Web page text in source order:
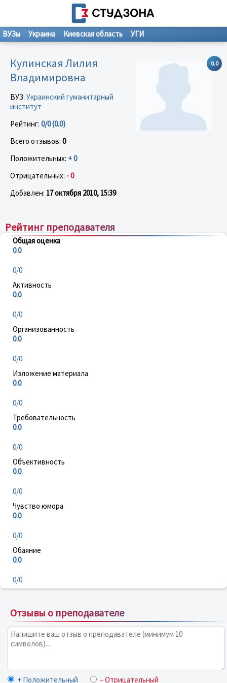
ВУЗы Украина Киевская область УГИ
0.0
Кулинская Лилия
Владимировна
ВУЗ: Украинский гуманитарный
институт
Рейтинг: 0/0 (0.0)
Всего отзывов: 0
Положительных: + 0
Отрицательных: - 0
Добавлен: 17 октября 2010, 15:39
Рейтинг преподавателя
Общая оценка
0.0
0/0
Активность
0.0
0/0
Организованность
0.0
0/0
Изложение материала
0.0
0/0
Требовательность
0.0
0/0
Объективность
0.0
0/0
Чувство юмора
0.0
0/0
Обаяние
0.0
0/0
Отзывы о преподавателе
+ Положительный – Отрицательный